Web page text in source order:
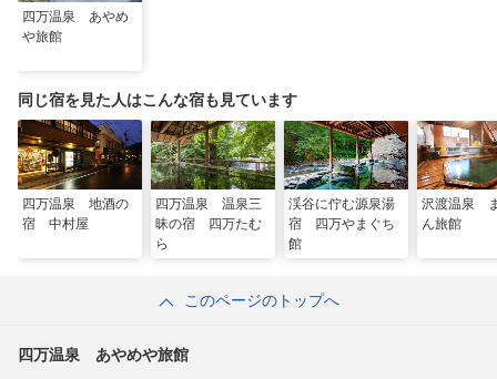
四万温泉 あやめ
や旅館
同じ宿を見た人はこんな宿も見ています
四万温泉 地酒の
宿 中村屋
四万温泉 温泉三
昧の宿 四万たむ
ら
渓谷に佇む源泉湯
宿 四万やまぐち
館
沢渡温泉
ん旅館
このページのトップへ
四万温泉 あやめや旅館